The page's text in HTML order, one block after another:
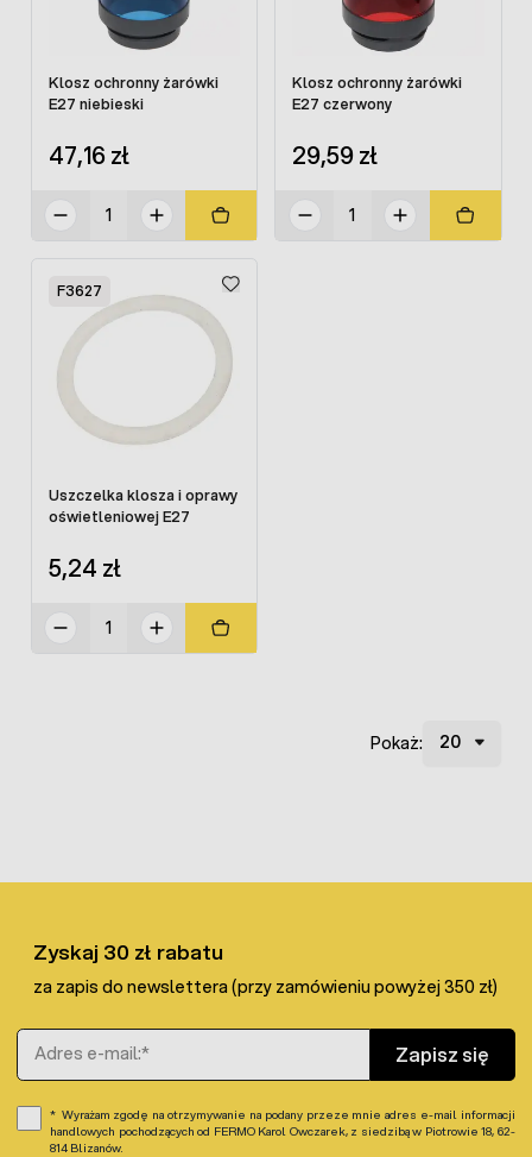
Klosz ochronny żarówki
E27 niebieski
47,16 zł
Klosz ochronny żarówki
E27 czerwony
29,59 zł
F3627
Uszczelka klosza i oprawy
oświetleniowej E27
5,24 zł
Pokaż:
Zyskaj 30 zł rabatu
za zapis do newslettera (przy zamówieniu powyżej 350 zł)
Adres e-mail
Zapisz się
Wyrażam zgodę na otrzymywanie na podany przeze mnie adres e-mail informacji
handlowych pochodzących od FERMO Karol Owczarek, z siedzibą w Piotrowie 18, 62-
814 Blizanów.